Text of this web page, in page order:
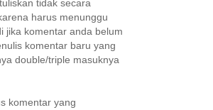
tidak secara
harus menunggu
jika komentar anda belum
komentar baru yang
double/triple masuknya
komentar yang